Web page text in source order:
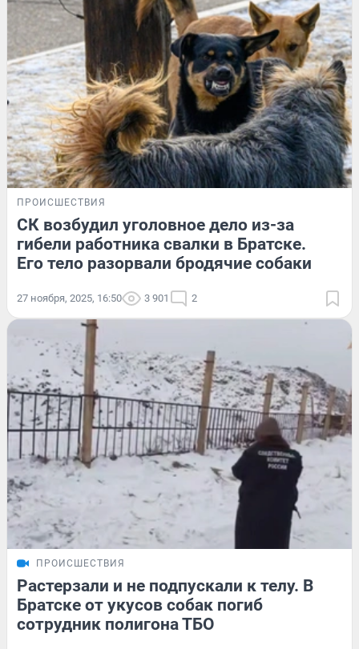
ПРОИСШЕСТВИЯ
СК возбудил уголовное дело из-за
гибели работника свалки в Братске.
Его тело разорвали бродячие собаки
27 ноября, 2025, 16:50 3 901 2
ПРОИСШЕСТВИЯ
Растерзали и не подпускали к телу. В
Братске от укусов собак погиб
сотрудник полигона ТБО